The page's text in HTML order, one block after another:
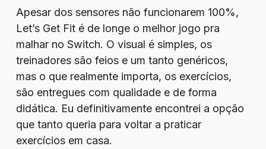
Apesar dos sensores não funcionarem 100%,
Let’s Get Fit é de longe o melhor jogo pra
malhar no Switch. O visual é simples, os
treinadores são feios e um tanto genéricos,
mas o que realmente importa, os exercícios,
são entregues com qualidade e de forma
didática. Eu definitivamente encontrei a opção
que tanto queria para voltar a praticar
exercícios em casa.